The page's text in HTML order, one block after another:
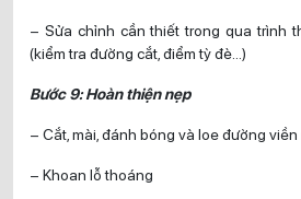
– Sửa chỉnh cần thiết trong qua trình
(kiểm tra đường cắt, điểm tỳ đè…)
Bước 9: Hoàn thiện nẹp
– Cắt, mài, đánh bóng và loe đường viền
– Khoan lỗ thoáng